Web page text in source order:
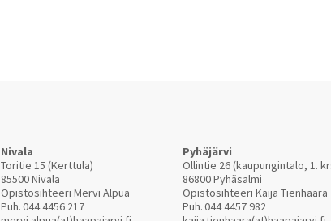
Nivala
Toritie 15 (Kerttula)
85500 Nivala
Opistosihteeri Mervi Alpua
Puh.044 4456 217
Pyhäjärvi
Ollintie 26 (kaupungintalo, 1.
86800 Pyhäsalmi
Opistosihteeri Kaija Tienhaara
Puh.044 4457 982